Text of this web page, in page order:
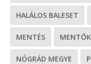
HALÁLOS BALESET
MENTÉS MENTŐK
NÓGRÁD MEGYE